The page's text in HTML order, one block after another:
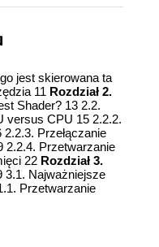
jest skierowana ta
11 Rozdział 2.
Shader? 13 2.2.
versus CPU 15 2.2.2.
Przełączanie
2.2.4. Przetwarzanie
22 Rozdział 3.
3.1. Najważniejsze
Przetwarzanie
Postprocess